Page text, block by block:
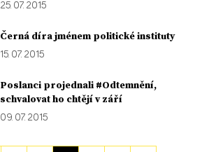
25. 07. 2015
Černá díra jménem politické instituty
15. 07. 2015
Poslanci projednali #Odtemnění,
schvalovat ho chtějí v září
09. 07. 2015